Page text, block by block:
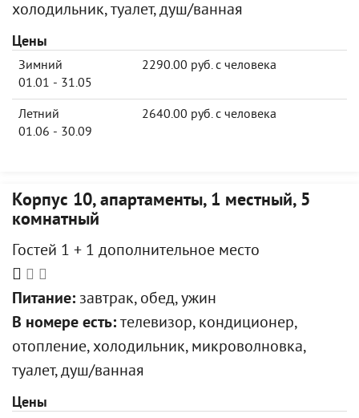
холодильник, туалет, душ/ванная
Цены
Зимний
01.01 - 31.05
2290.00 руб. с человека
Летний
01.06 - 30.09
2640.00 руб. с человека
Корпус 10, апартаменты, 1 местный, 5
комнатный
Гостей 1 + 1 дополнительное место
Питание: завтрак, обед, ужин
В номере есть: телевизор, кондиционер,
отопление, холодильник, микроволновка,
туалет, душ/ванная
Цены